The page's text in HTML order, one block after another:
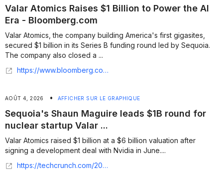
Valar Atomics Raises $1 Billion to Power the AI
Era - Bloomberg.com
Valar Atomics, the company building America's first gigasites,
secured $1 billion in its Series B funding round led by Sequoia.
The company also closed a ...
https://www.bloomberg.com/news/videos/2026-08-03/the-nuclear-startup-betting-big-on-ai-video
AOÛT 4, 2026 • AFFICHER SUR LE GRAPHIQUE
Sequoia's Shaun Maguire leads $1B round for
nuclear startup Valar ...
Valar Atomics raised $1 billion at a $6 billion valuation after
signing a development deal with Nvidia in June....
https://techcrunch.com/2026/08/03/sequoias-shaun-maguire-leads-1b-round-for-nuclear-startup-valar-atomics/